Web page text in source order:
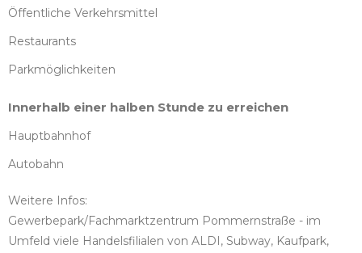
Öffentliche Verkehrsmittel
Restaurants
Parkmöglichkeiten
Innerhalb einer halben Stunde zu erreichen
Hauptbahnhof
Autobahn
Weitere Infos:
Gewerbepark/Fachmarktzentrum Pommernstraße - im
Umfeld viele Handelsfilialen von ALDI, Subway, Kaufpark,